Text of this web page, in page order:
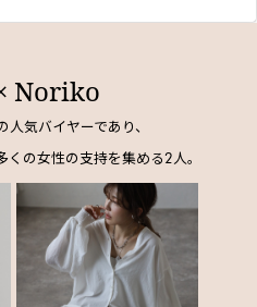
Noriko
人気バイヤーであり、
の女性の支持を集める2人。